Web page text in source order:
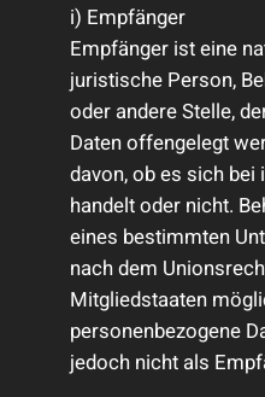
i) Empfänger
Empfänger ist eine
juristische Person,
oder andere Stelle,
Daten offengelegt
davon, ob es sich
handelt oder nicht.
eines bestimmten
nach dem
Mitgliedstaaten
personenbezogene
jedoch nicht als